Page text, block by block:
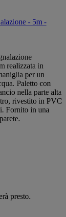
- 5m -
realizzata in
per un
Paletto con
nella parte alta
rivestito in PVC
Fornito in una
presto.